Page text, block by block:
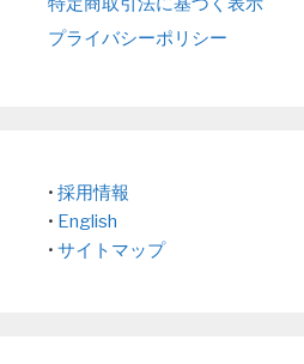
プライバシーポリシー
• 採用情報
• English
• サイトマップ